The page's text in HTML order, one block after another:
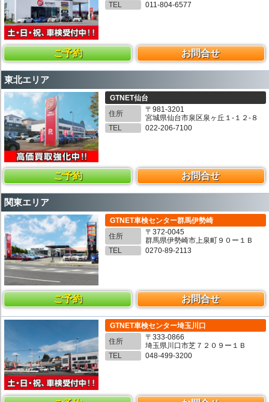
TEL
011-804-6577
ご予約 お問合せ
東北エリア
GTNET仙台
住所
〒981-3201
宮城県仙台市泉区泉ヶ丘１-１２-８
TEL
022-206-7100
ご予約 お問合せ
関東エリア
GTNET車検センター群馬伊勢崎
住所
〒372-0045
群馬県伊勢崎市上泉町９０ー１Ｂ
TEL
0270-89-2113
ご予約 お問合せ
GTNET車検センター埼玉川口
住所
〒333-0866
埼玉県川口市芝７２０９ー１Ｂ
TEL
048-499-3200